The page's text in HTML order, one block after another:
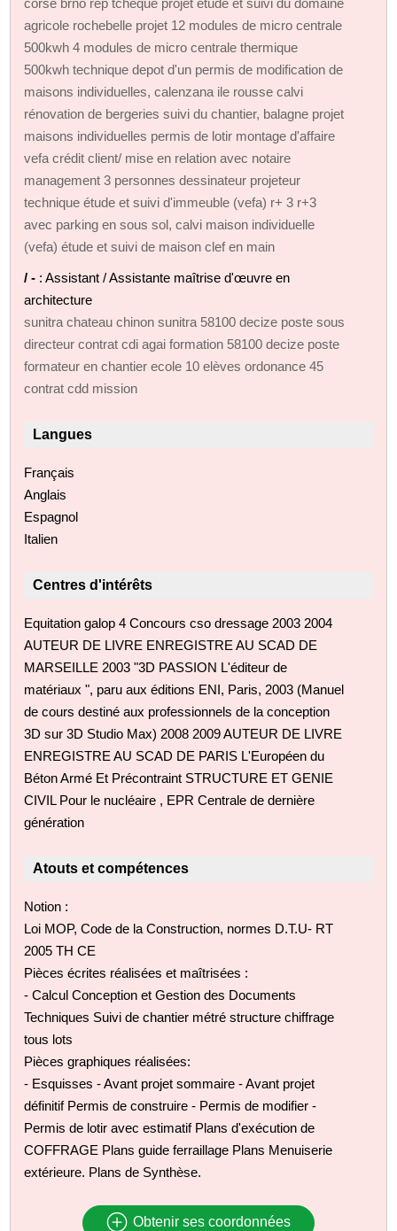
agricole rochebelle projet 12 modules de micro centrale
500kwh 4 modules de micro centrale thermique
500kwh technique depot d'un permis de modification de
maisons individuelles, calenzana ile rousse calvi
rénovation de bergeries suivi du chantier, balagne projet
maisons individuelles permis de lotir montage d'affaire
vefa crédit client/ mise en relation avec notaire
management 3 personnes dessinateur projeteur
technique étude et suivi d'immeuble (vefa) r+ 3 r+3
avec parking en sous sol, calvi maison individuelle
(vefa) étude et suivi de maison clef en main
/ - : Assistant / Assistante maîtrise d'œuvre en
architecture
sunitra chateau chinon sunitra 58100 decize poste sous
directeur contrat cdi agai formation 58100 decize poste
formateur en chantier ecole 10 elèves ordonance 45
contrat cdd mission
Langues
Français
Anglais
Espagnol
Italien
Centres d'intérêts
Equitation galop 4 Concours cso dressage 2003 2004
AUTEUR DE LIVRE ENREGISTRE AU SCAD DE
MARSEILLE 2003 "3D PASSION L'éditeur de
matériaux ", paru aux éditions ENI, Paris, 2003 (Manuel
de cours destiné aux professionnels de la conception
3D sur 3D Studio Max) 2008 2009 AUTEUR DE LIVRE
ENREGISTRE AU SCAD DE PARIS L'Européen du
Béton Armé Et Précontraint STRUCTURE ET GENIE
CIVIL Pour le nucléaire , EPR Centrale de dernière
génération
Atouts et compétences
Notion :
Loi MOP, Code de la Construction, normes D.T.U- RT
2005 TH CE
Pièces écrites réalisées et maîtrisées :
- Calcul Conception et Gestion des Documents
Techniques Suivi de chantier métré structure chiffrage
tous lots
Pièces graphiques réalisées:
- Esquisses - Avant projet sommaire - Avant projet
définitif Permis de construire - Permis de modifier -
Permis de lotir avec estimatif Plans d'exécution de
COFFRAGE Plans guide ferraillage Plans Menuiserie
extérieure. Plans de Synthèse.
Obtenir ses coordonnées